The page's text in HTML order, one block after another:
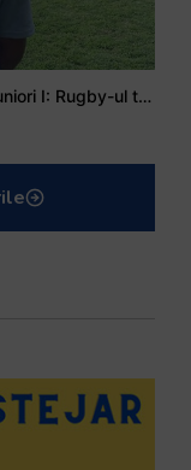
Mohamed Salhi, vicecampion național juniori I: Rugby-ul te învață să accepți și înfrângerile